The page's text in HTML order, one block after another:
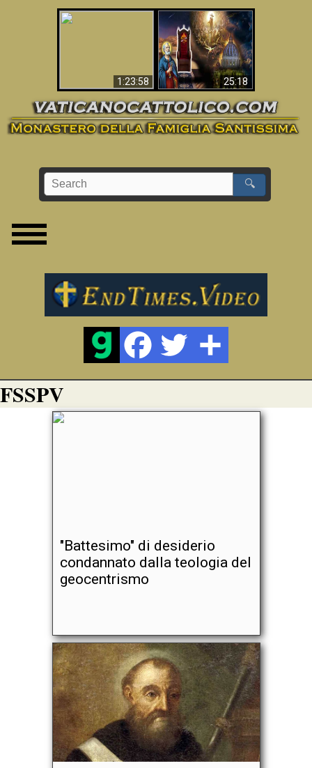
1:23:58 25:18
La Bibbia ha previsto
70 anni senza Papa?
🔍
FSSPV
"Battesimo" di desiderio
condannato dalla teologia del
geocentrismo